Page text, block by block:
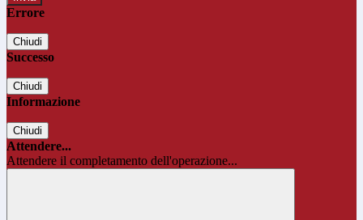
Errore
Chiudi
Successo
Chiudi
Informazione
Chiudi
Attendere...
Attendere il completamento dell'operazione...